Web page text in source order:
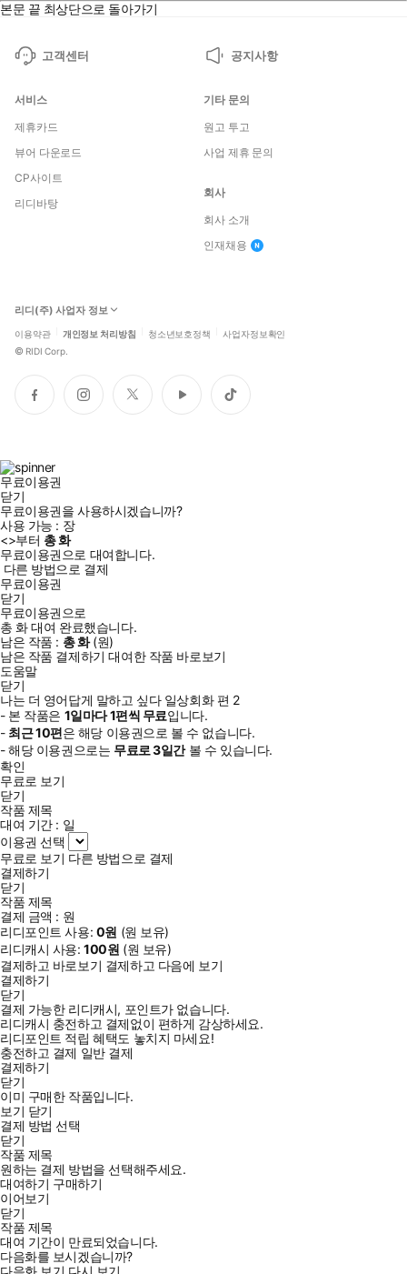
본문 끝 최상단으로 돌아가기
고객센터 공지사항
서비스
제휴카드
뷰어 다운로드
CP사이트
리디바탕
기타 문의
원고 투고
사업 제휴 문의
회사
회사 소개
인재채용
리디(주) 사업자 정보
이용약관 개인정보 처리방침 청소년보호정책 사업자정보확인
© RIDI Corp.
페
이
인
스
트
위
유
튜
틱
톡
무료이용권
닫기
무료이용권을 사용하시겠습니까?
사용 가능 : 장
<>부터 총화
무료이용권으로 대여합니다.
다른 방법으로 결제
무료이용권
닫기
무료이용권으로
총 화대여 완료했습니다.
남은 작품 : 총화(원)
남은 작품 결제하기 대여한 작품 바로보기
도움말
닫기
나는 더 영어답게 말하고 싶다 일상회화 편 2
- 본 작품은 1일마다1편씩 무료입니다.
- 최근10편은 해당 이용권으로 볼 수 없습니다.
- 해당 이용권으로는 무료로3일간볼 수 있습니다.
확인
무료로 보기
닫기
작품 제목
대여 기간 : 일
이용권 선택
무료로 보기 다른 방법으로 결제
결제하기
닫기
작품 제목
결제 금액 : 원
리디포인트 사용: 0원 (원 보유)
리디캐시 사용:100원 (원 보유)
결제하고 바로보기 결제하고 다음에 보기
결제하기
닫기
결제 가능한 리디캐시, 포인트가 없습니다.
리디캐시 충전하고 결제없이 편하게 감상하세요.
리디포인트 적립 혜택도 놓치지 마세요!
충전하고 결제 일반 결제
결제하기
닫기
이미 구매한 작품입니다.
보기 닫기
결제 방법 선택
닫기
작품 제목
원하는 결제 방법을 선택해주세요.
대여하기 구매하기
이어보기
닫기
작품 제목
대여 기간이 만료되었습니다.
다음화를 보시겠습니까?